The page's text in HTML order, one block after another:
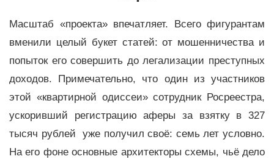
Масштаб «проекта» впечатляет. Всего фигурантам
вменили целый букет статей: от мошенничества и
попыток его совершить до легализации преступных
доходов. Примечательно, что один из участников
этой «квартирной одиссеи» сотрудник Росреестра,
ускоривший регистрацию аферы за взятку в 327
тысяч рублей уже получил своё: семь лет условно.
На его фоне основные архитекторы схемы, чьё дело